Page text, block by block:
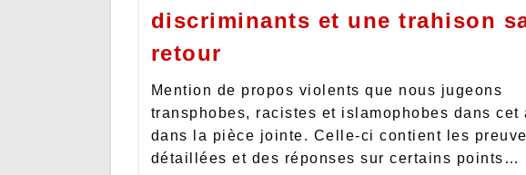
discriminants et une trahison
retour
Mention de propos violents que nous jugeons
transphobes, racistes et islamophobes dans cet
dans la pièce jointe. Celle-ci contient les
détaillées et des réponses sur certains points…